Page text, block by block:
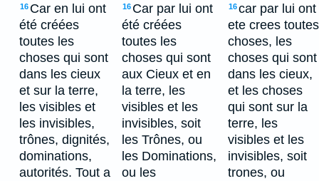
16 Car en lui ont
été créées
toutes les
choses qui sont
dans les cieux
et sur la terre,
les visibles et
les invisibles,
trônes, dignités,
dominations,
autorités. Tout a
16 Car par lui ont
été créées
toutes les
choses qui sont
aux Cieux et en
la terre, les
visibles et les
invisibles, soit
les Trônes, ou
les Dominations,
ou les
16car par lui ont
ete crees toutes
choses, les
choses qui sont
dans les cieux,
et les choses
qui sont sur la
terre, les
visibles et les
invisibles, soit
trones, ou